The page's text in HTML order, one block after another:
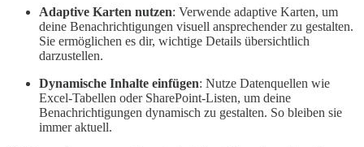
Adaptive Karten nutzen: Verwende adaptive Karten, um
deine Benachrichtigungen visuell ansprechender zu gestalten.
Sie ermöglichen es dir, wichtige Details übersichtlich
darzustellen.
Dynamische Inhalte einfügen: Nutze Datenquellen wie
Excel-Tabellen oder SharePoint-Listen, um deine
Benachrichtigungen dynamisch zu gestalten. So bleiben sie
immer aktuell.